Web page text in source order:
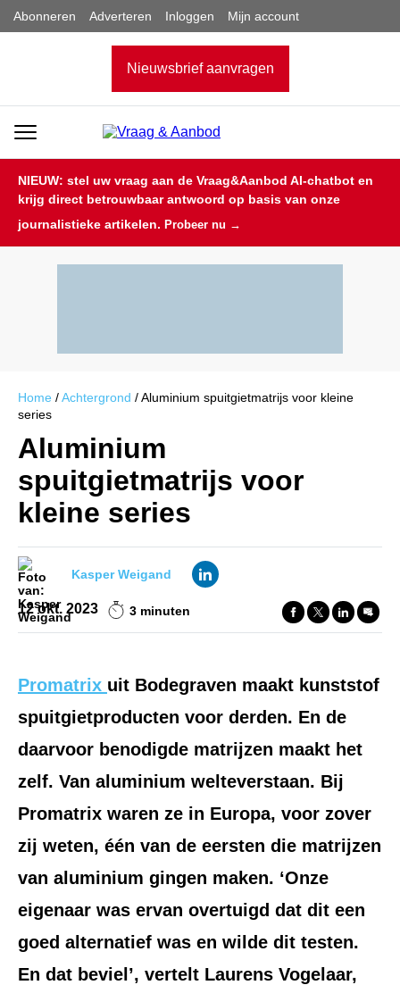
Abonneren Adverteren Inloggen Mijn account
Nieuwsbrief aanvragen
NIEUW: stel uw vraag aan de Vraag&Aanbod AI-chatbot en
krijg direct betrouwbaar antwoord op basis van onze
journalistieke artikelen. Probeer nu →
Home / Achtergrond / Aluminium spuitgietmatrijs voor kleine
series
Aluminium
spuitgietmatrijs voor
kleine series
Kasper Weigand
12 okt. 2023 3 minuten
Promatrix uit Bodegraven maakt kunststof
spuitgietproducten voor derden. En de
daarvoor benodigde matrijzen maakt het
zelf. Van aluminium welteverstaan. Bij
Promatrix waren ze in Europa, voor zover
zij weten, één van de eersten die matrijzen
van aluminium gingen maken. ‘Onze
eigenaar was ervan overtuigd dat dit een
goed alternatief was en wilde dit testen.
En dat beviel’, vertelt Laurens Vogelaar,